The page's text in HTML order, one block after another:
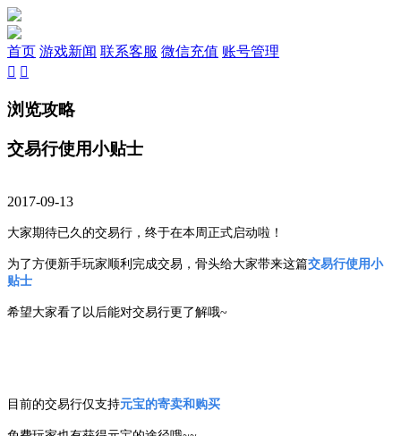
首页 游戏新闻 联系客服 微信充值 账号管理
 
浏览攻略
交易行使用小贴士
2017-09-13
大家期待已久的交易行，终于在本周正式启动啦！
为了方便新手玩家顺利完成交易，骨头给大家带来这篇交易行使用小
贴士
希望大家看了以后能对交易行更了解哦~
目前的交易行仅支持元宝的寄卖和购买